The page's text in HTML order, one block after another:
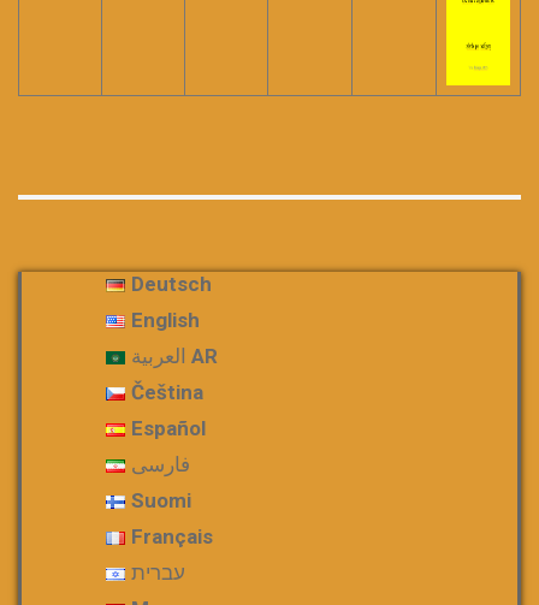
Deutsch
English
العربية AR
Čeština
Español
فارسی
Suomi
Français
עברית